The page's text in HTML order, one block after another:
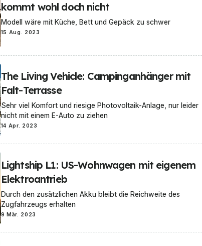
kommt wohl doch nicht
Modell wäre mit Küche, Bett und Gepäck zu schwer
15 Aug. 2023
The Living Vehicle: Campinganhänger mit
Falt-Terrasse
Sehr viel Komfort und riesige Photovoltaik-Anlage, nur leider
nicht mit einem E-Auto zu ziehen
14 Apr. 2023
Lightship L1: US-Wohnwagen mit eigenem
Elektroantrieb
Durch den zusätzlichen Akku bleibt die Reichweite des
Zugfahrzeugs erhalten
9 Mär. 2023